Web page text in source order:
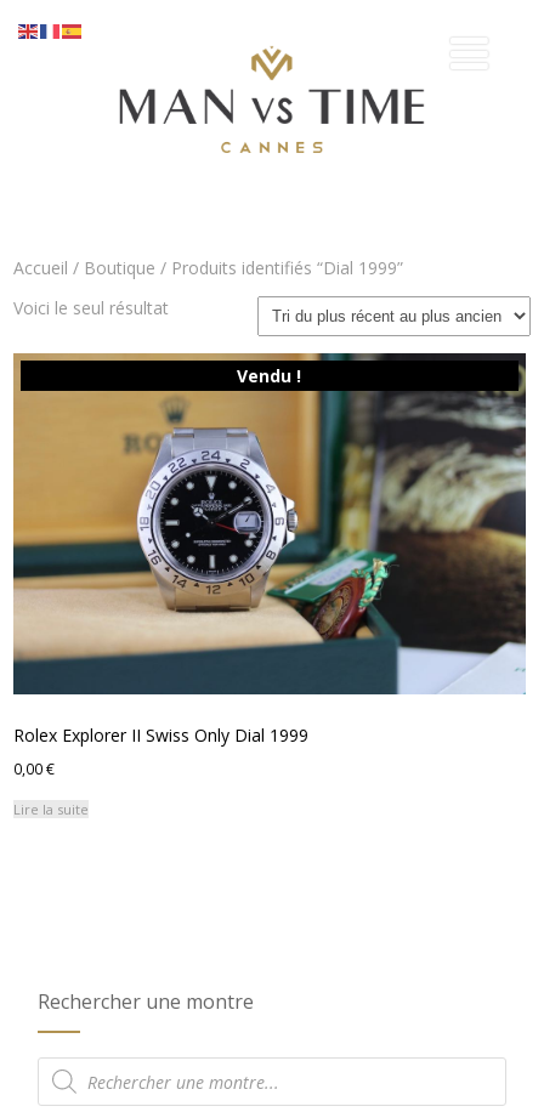
Accueil / Boutique / Produits identifiés “Dial 1999”
Voici le seul résultat
Vendu !
Rolex Explorer II Swiss Only Dial 1999
0,00€
Lire la suite
Rechercher une montre
Recherche
de
produits